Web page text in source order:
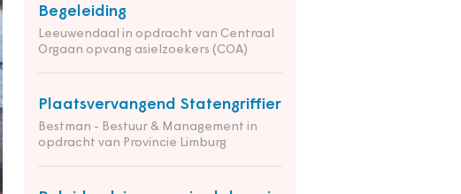
Begeleiding
Leeuwendaal in opdracht van Centraal
Orgaan opvang asielzoekers (COA)
Plaatsvervangend Statengriffier
Bestman - Bestuur & Management in
opdracht van Provincie Limburg